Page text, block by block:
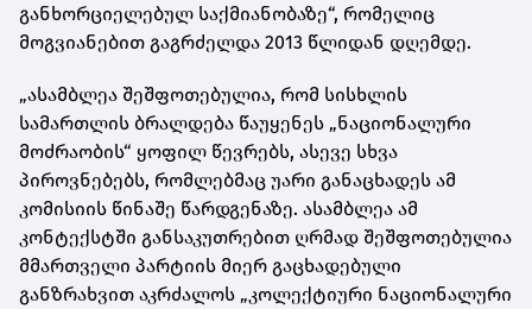
განხორციელებულ საქმიანობაზე“, რომელიც
მოგვიანებით გაგრძელდა 2013 წლიდან დღემდე.
„ასამბლეა შეშფოთებულია, რომ სისხლის
სამართლის ბრალდება წაუყენეს „ნაციონალური
მოძრაობის“ ყოფილ წევრებს, ასევე სხვა
პიროვნებებს, რომლებმაც უარი განაცხადეს ამ
კომისიის წინაშე წარდგენაზე. ასამბლეა ამ
კონტექსტში განსაკუთრებით ღრმად შეშფოთებულია
მმართველი პარტიის მიერ გაცხადებული
განზრახვით აკრძალოს „კოლექტიური ნაციონალური